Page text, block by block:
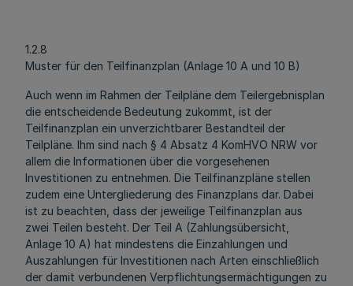
1.2.8
Muster für den Teilfinanzplan (Anlage 10 A und 10 B)
Auch wenn im Rahmen der Teilpläne dem Teilergebnisplan
die entscheidende Bedeutung zukommt, ist der
Teilfinanzplan ein unverzichtbarer Bestandteil der
Teilpläne. Ihm sind nach § 4 Absatz 4 KomHVO NRW vor
allem die Informationen über die vorgesehenen
Investitionen zu entnehmen. Die Teilfinanzpläne stellen
zudem eine Untergliederung des Finanzplans dar. Dabei
ist zu beachten, dass der jeweilige Teilfinanzplan aus
zwei Teilen besteht. Der Teil A (Zahlungsübersicht,
Anlage 10 A) hat mindestens die Einzahlungen und
Auszahlungen für Investitionen nach Arten einschließlich
der damit verbundenen Verpflichtungsermächtigungen zu